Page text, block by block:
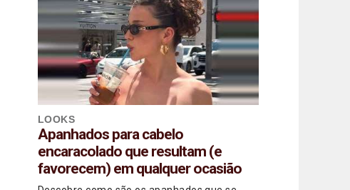
LOOKS
Apanhados para cabelo
encaracolado que resultam (e
favorecem) em qualquer ocasião